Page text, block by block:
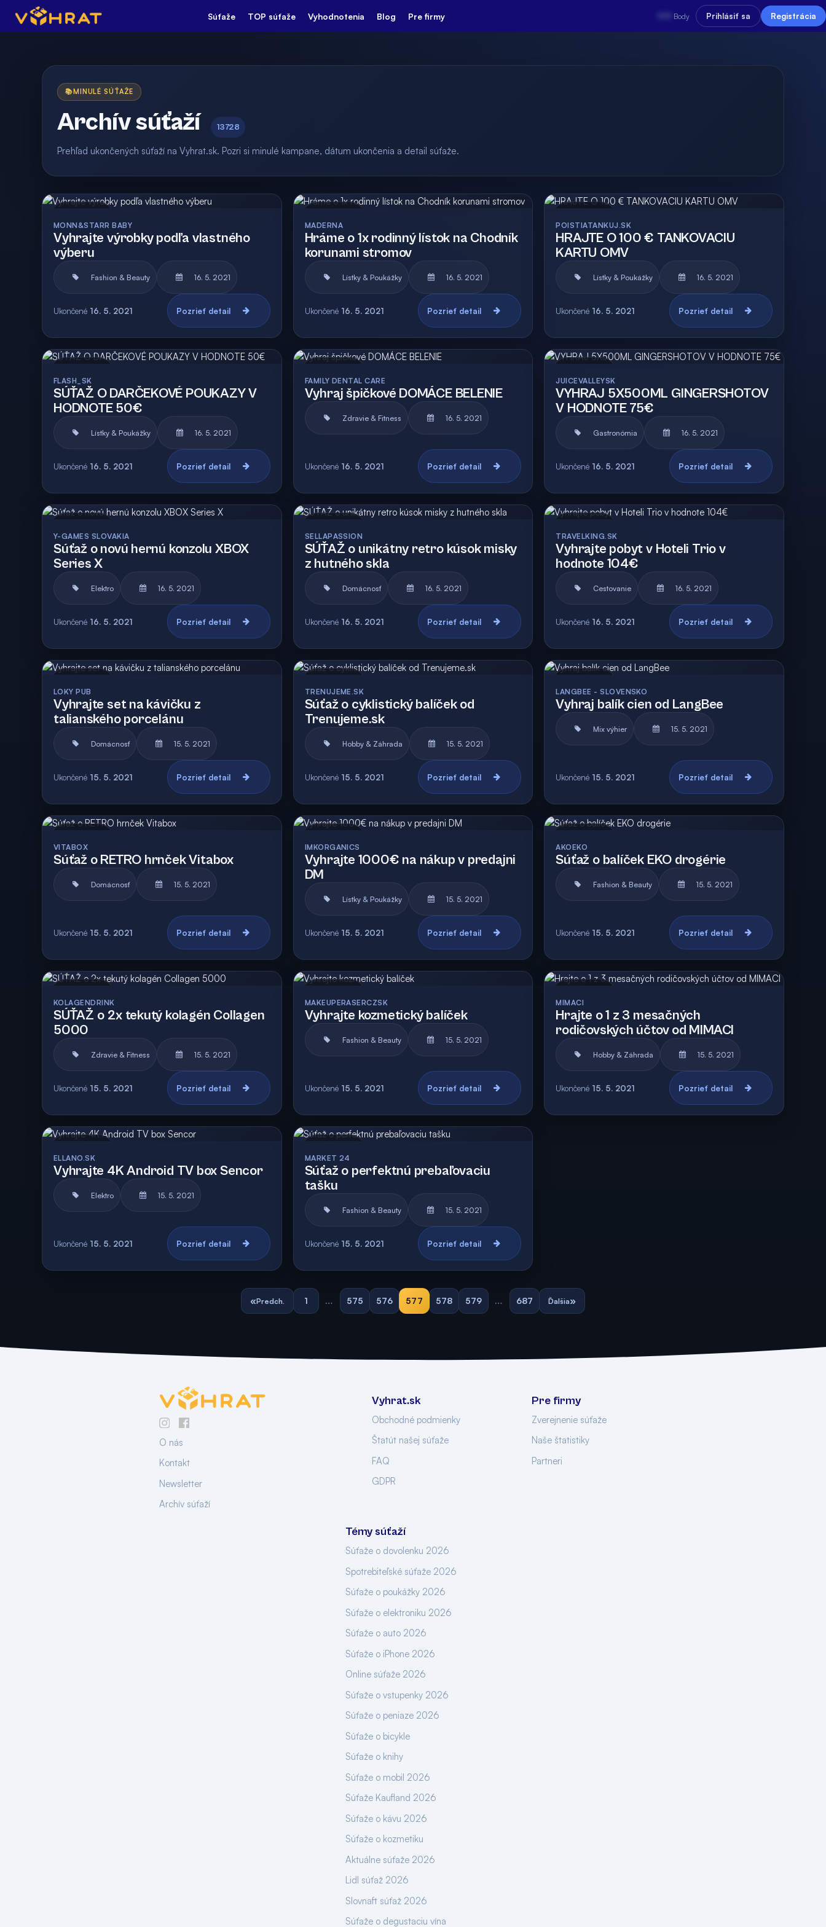
Súťaže TOP súťaže Vyhodnotenia Blog Pre firmy Body Prihlásiť sa Registrácia
📚 MINULÉ SÚŤAŽE
Archív súťaží 13728
Prehľad ukončených súťaží na Vyhrat.sk. Pozri si minulé kampane, dátum ukončenia a detail súťaže.
MONN&STARR BABY
Vyhrajte výrobky podľa vlastného
výberu
Fashion & Beauty 16. 5. 2021
Ukončené 16. 5. 2021 Pozrieť detail
MADERNA
Hráme o 1x rodinný lístok na Chodník
korunami stromov
Lístky & Poukážky 16. 5. 2021
Ukončené 16. 5. 2021 Pozrieť detail
POISTIATANKUJ.SK
HRAJTE O 100 € TANKOVACIU
KARTU OMV
Lístky & Poukážky 16. 5. 2021
Ukončené 16. 5. 2021 Pozrieť detail
FLASH_SK
SÚŤAŽ O DARČEKOVÉ POUKAZY V
HODNOTE 50€
Lístky & Poukážky 16. 5. 2021
Ukončené 16. 5. 2021 Pozrieť detail
FAMILY DENTAL CARE
Vyhraj špičkové DOMÁCE BELENIE
Zdravie & Fitness 16. 5. 2021
Ukončené 16. 5. 2021 Pozrieť detail
JUICEVALLEYSK
VYHRAJ 5X500ML GINGERSHOTOV
V HODNOTE 75€
Gastronómia 16. 5. 2021
Ukončené 16. 5. 2021 Pozrieť detail
Y-GAMES SLOVAKIA
Súťaž o novú hernú konzolu XBOX
Series X
Elektro 16. 5. 2021
Ukončené 16. 5. 2021 Pozrieť detail
SELLAPASSION
SÚŤAŽ o unikátny retro kúsok misky
z hutného skla
Domácnosť 16. 5. 2021
Ukončené 16. 5. 2021 Pozrieť detail
TRAVELKING.SK
Vyhrajte pobyt v Hoteli Trio v
hodnote 104€
Cestovanie 16. 5. 2021
Ukončené 16. 5. 2021 Pozrieť detail
LOKY PUB
Vyhrajte set na kávičku z
talianského porcelánu
Domácnosť 15. 5. 2021
Ukončené 15. 5. 2021 Pozrieť detail
TRENUJEME.SK
Súťaž o cyklistický balíček od
Trenujeme.sk
Hobby & Záhrada 15. 5. 2021
Ukončené 15. 5. 2021 Pozrieť detail
LANGBEE - SLOVENSKO
Vyhraj balík cien od LangBee
Mix výhier 15. 5. 2021
Ukončené 15. 5. 2021 Pozrieť detail
VITABOX
Súťaž o RETRO hrnček Vitabox
Domácnosť 15. 5. 2021
Ukončené 15. 5. 2021 Pozrieť detail
IMKORGANICS
Vyhrajte 1000€ na nákup v predajni
DM
Lístky & Poukážky 15. 5. 2021
Ukončené 15. 5. 2021 Pozrieť detail
AKOEKO
Súťaž o balíček EKO drogérie
Fashion & Beauty 15. 5. 2021
Ukončené 15. 5. 2021 Pozrieť detail
KOLAGENDRINK
SÚŤAŽ o 2x tekutý kolagén Collagen
5000
Zdravie & Fitness 15. 5. 2021
Ukončené 15. 5. 2021 Pozrieť detail
MAKEUPERASERCZSK
Vyhrajte kozmetický balíček
Fashion & Beauty 15. 5. 2021
Ukončené 15. 5. 2021 Pozrieť detail
MIMACI
Hrajte o 1 z 3 mesačných
rodičovských účtov od MIMACI
Hobby & Záhrada 15. 5. 2021
Ukončené 15. 5. 2021 Pozrieť detail
ELLANO.SK
Vyhrajte 4K Android TV box Sencor
Elektro 15. 5. 2021
Ukončené 15. 5. 2021 Pozrieť detail
MARKET 24
Súťaž o perfektnú prebaľovaciu
tašku
Fashion & Beauty 15. 5. 2021
Ukončené 15. 5. 2021 Pozrieť detail
«Predch. 1 … 575 576 577 578 579 … 687 Ďalšia»
O nás
Kontakt
Newsletter
Archív súťaží
Vyhrat.sk
Obchodné podmienky
Štatút našej súťaže
FAQ
GDPR
Pre firmy
Zverejnenie súťaže
Naše štatistiky
Partneri
Témy súťaží
Súťaže o dovolenku 2026
Spotrebiteľské súťaže 2026
Súťaže o poukážky 2026
Súťaže o elektroniku 2026
Súťaže o auto 2026
Súťaže o iPhone 2026
Online súťaže 2026
Súťaže o vstupenky 2026
Súťaže o peniaze 2026
Súťaže o bicykle
Súťaže o knihy
Súťaže o mobil 2026
Súťaže Kaufland 2026
Súťaže o kávu 2026
Súťaže o kozmetiku
Aktuálne súťaže 2026
Lidl súťaž 2026
Slovnaft súťaž 2026
Súťaže o degustaciu vína